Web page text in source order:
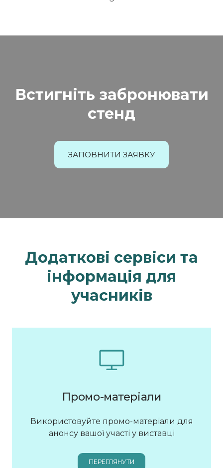
Встигніть забронювати
стенд
ЗАПОВНИТИ ЗАЯВКУ
Додаткові сервіси та
інформація для
учасників
Промо-матеріали
Використовуйте промо-матеріали для
анонсу вашої участі у виставці
ПЕРЕГЛЯНУТИ